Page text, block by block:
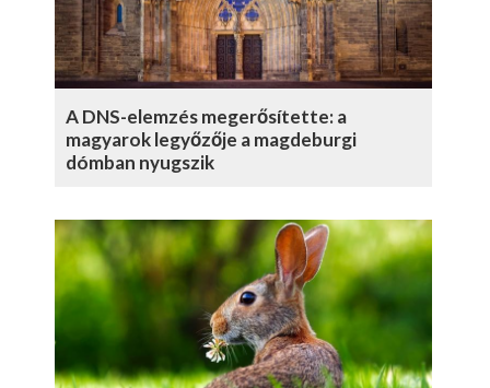
A DNS-elemzés megerősítette: a
magyarok legyőzője a magdeburgi
dómban nyugszik